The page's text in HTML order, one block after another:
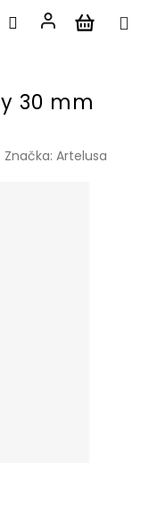
30 mm
Značka:Artelusa